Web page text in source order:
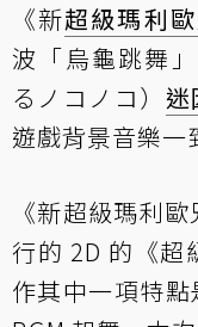
《新超級瑪利
波「烏龜跳舞
るノコノコ） 迷
遊戲背景音樂一
《新超級瑪利
行的 2D 的《超
作其中一項特